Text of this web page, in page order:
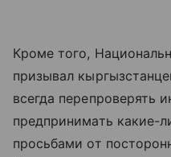
Кроме того,
призывал
всегда перепроверять
предпринимать какие-
просьбами от